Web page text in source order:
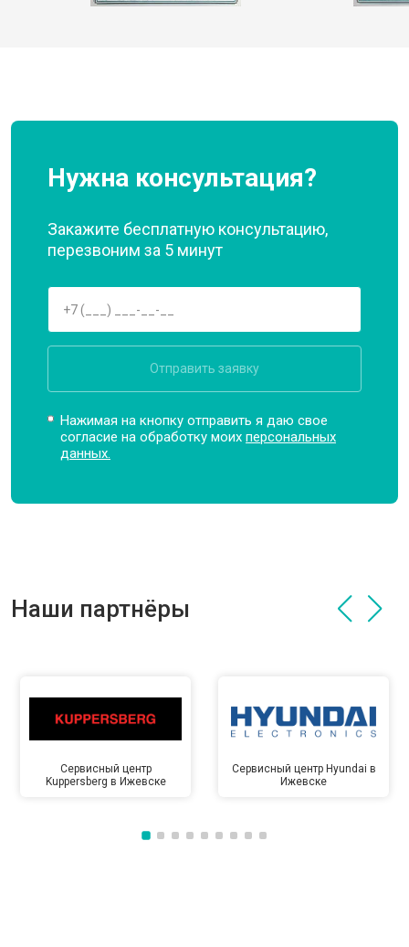
Нужна консультация?
Закажите бесплатную консультацию,
перезвоним за 5 минут
Отправить заявку
Нажимая на кнопку отправить я даю свое
согласие на обработку моихперсональных
данных.
Наши партнёры
Сервисный центр
Kuppersberg в Ижевске
Сервисный центр Hyundai в
Ижевске